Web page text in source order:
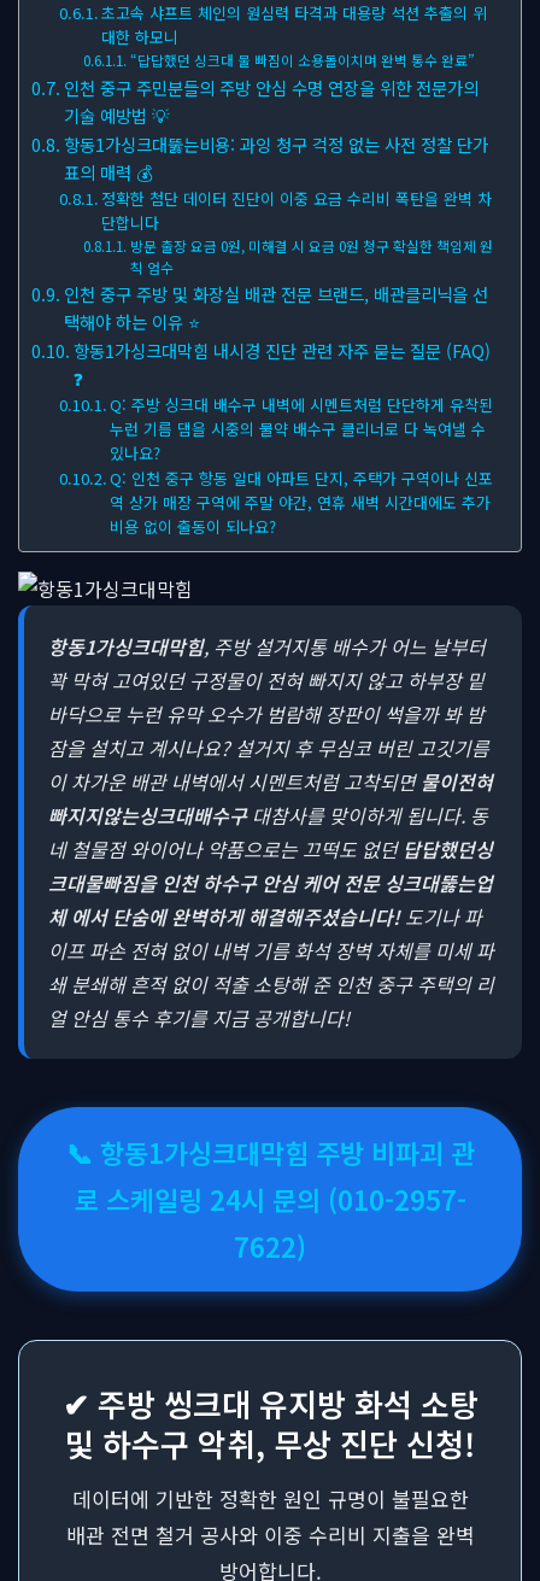
초고속 샤프트 체인의 원심력 타격과 대용량 석션 추출의 위
대한 하모니
“답답했던 싱크대 물 빠짐이 소용돌이치며 완벽 통수 완료”
인천 중구 주민분들의 주방 안심 수명 연장을 위한 전문가의
기술 예방법 💡
항동1가싱크대뚫는비용: 과잉 청구 걱정 없는 사전 정찰 단가
표의 매력 💰
정확한 첨단 데이터 진단이 이중 요금 수리비 폭탄을 완벽 차
단합니다
방문 출장 요금 0원, 미해결 시 요금 0원 청구 확실한 책임제 원
칙 엄수
인천 중구 주방 및 화장실 배관 전문 브랜드, 배관클리닉을 선
택해야 하는 이유 ⭐
항동1가싱크대막힘 내시경 진단 관련 자주 묻는 질문 (FAQ)
❓
Q: 주방 싱크대 배수구 내벽에 시멘트처럼 단단하게 유착된
누런 기름 댐을 시중의 물약 배수구 클리너로 다 녹여낼 수
있나요?
Q: 인천 중구 항동 일대 아파트 단지, 주택가 구역이나 신포
역 상가 매장 구역에 주말 야간, 연휴 새벽 시간대에도 추가
비용 없이 출동이 되나요?
항동1가싱크대막힘, 주방 설거지통 배수가 어느 날부터
꽉 막혀 고여있던 구정물이 전혀 빠지지 않고 하부장 밑
바닥으로 누런 유막 오수가 범람해 장판이 썩을까 봐 밤
잠을 설치고 계시나요?설거지 후 무심코 버린 고깃기름
이 차가운 배관 내벽에서 시멘트처럼 고착되면 물이전혀
빠지지않는싱크대배수구대참사를 맞이하게 됩니다. 동
네 철물점 와이어나 약품으로는 끄떡도 없던 답답했던싱
크대물빠짐을 인천 하수구 안심 케어 전문 싱크대뚫는업
체 에서 단숨에 완벽하게 해결해주셨습니다!도기나 파
이프 파손 전혀 없이 내벽 기름 화석 장벽 자체를 미세 파
쇄 분쇄해 흔적 없이 적출 소탕해 준 인천 중구 주택의 리
얼 안심 통수 후기를 지금 공개합니다!
📞 항동1가싱크대막힘 주방 비파괴 관
로 스케일링 24시 문의 (010-2957-
7622)
✔ 주방 씽크대 유지방 화석 소탕
및 하수구 악취, 무상 진단 신청!
데이터에 기반한 정확한 원인 규명이 불필요한
배관 전면 철거 공사와 이중 수리비 지출을 완벽
방어합니다.